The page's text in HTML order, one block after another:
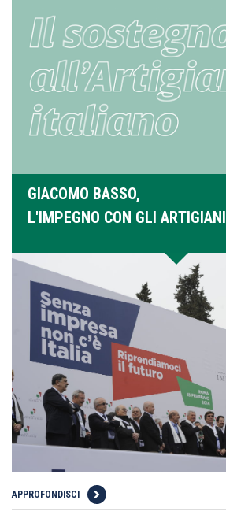
GIACOMO BASSO,
L'IMPEGNO CON GLI ARTIGIANI
APPROFONDISCI